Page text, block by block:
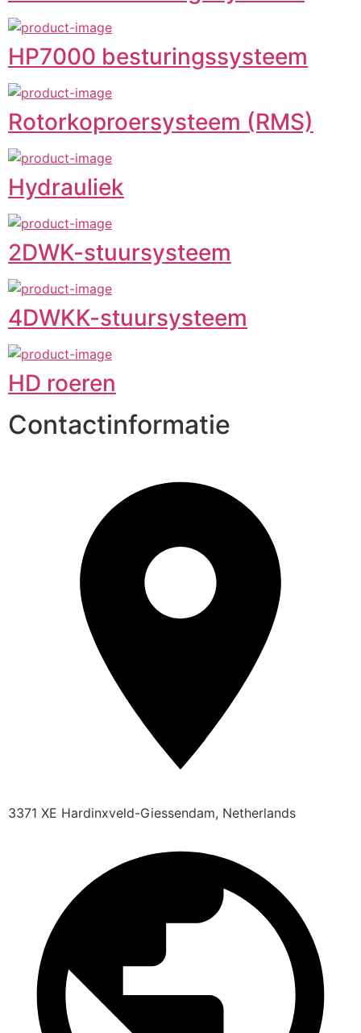
HP7000 besturingssysteem
Rotorkoproersysteem (RMS)
Hydrauliek
2DWK-stuursysteem
4DWKK-stuursysteem
HD roeren
Contactinformatie
3371 XE Hardinxveld-Giessendam, Netherlands